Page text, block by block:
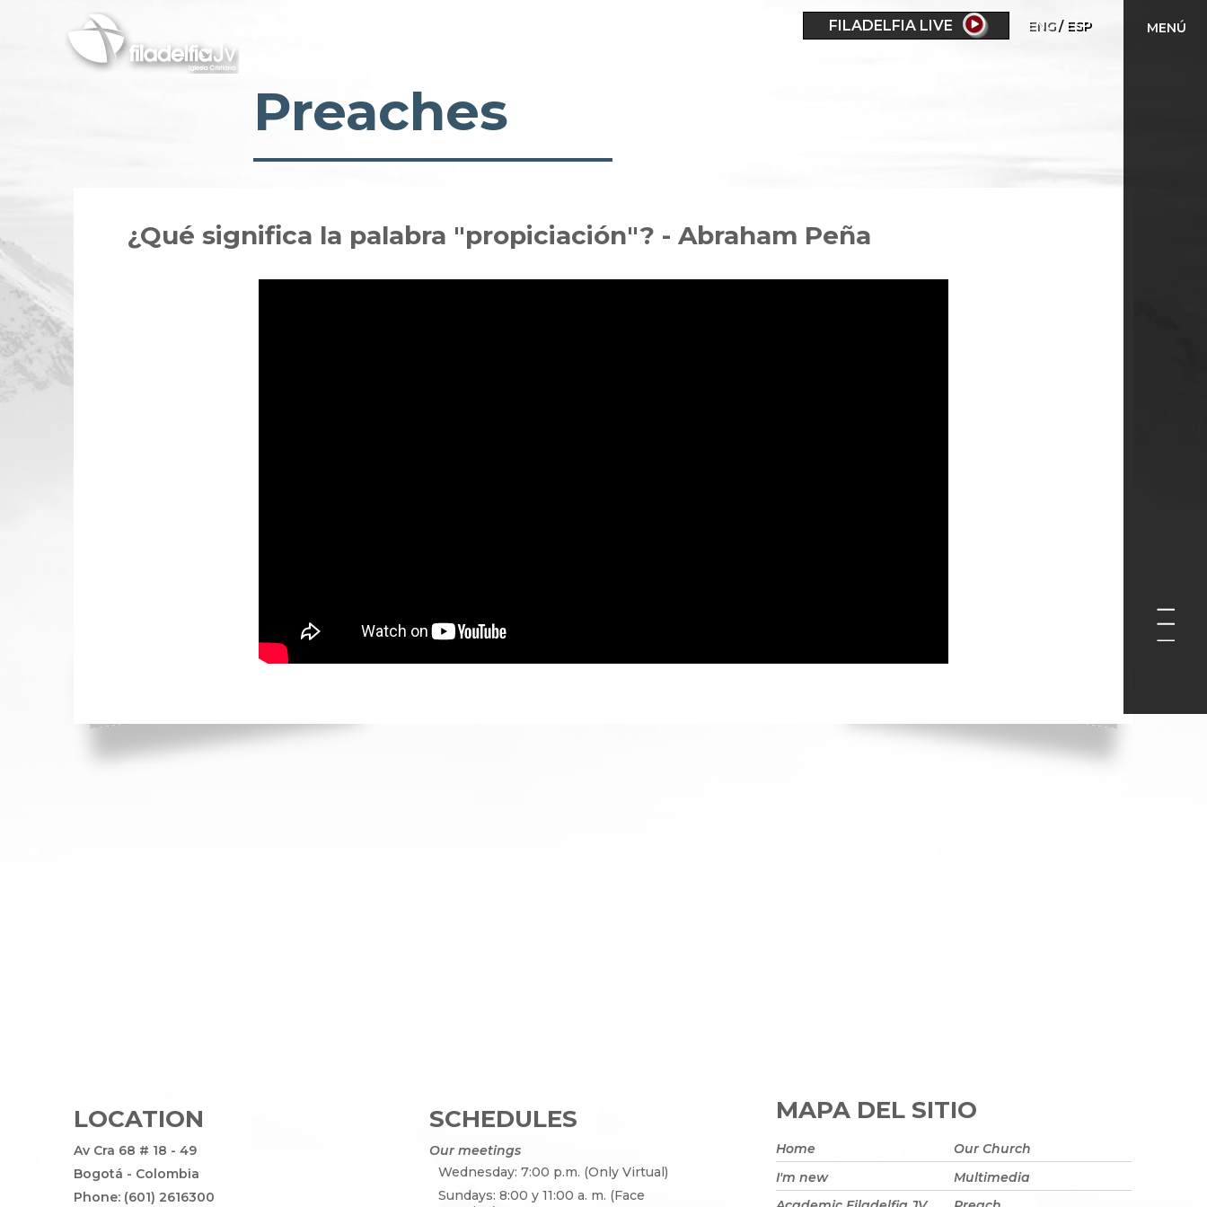
FILADELFIA LIVE ENG ESP MENÚ
Preaches
¿Qué significa la palabra "propiciación"? - Abraham Peña
LOCATION
Av Cra 68 # 18 - 49
Bogotá - Colombia
Phone: (601) 2616300
SCHEDULES
Our meetings
Wednesday: 7:00 p.m. (Only Virtual)
Sundays: 8:00 y 11:00 a. m. (Face
MAPA DEL SITIO
Home
Our Church
I'm new
Multimedia